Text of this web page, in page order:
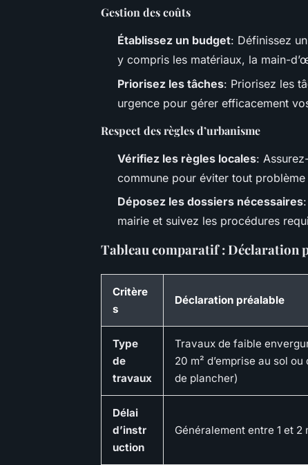
Gestion des coûts
Établissez un budget: Définissez
y compris les matériaux, la main-
Priorisez les tâches: Priorisez les
urgence pour gérer efficacement
Respect des règles d’urbanisme
Vérifiez les règles locales:
commune pour éviter tout
Déposez les dossiers nécessaires
mairie et suivez les procédures
Tableau comparatif : Déclaration
Critère
s
Déclaration préalable
Type
de
travaux
Travaux de faible
20 m² d’emprise au sol
de plancher)
Délai
d’instr
uction
Généralement entre 1 et 2